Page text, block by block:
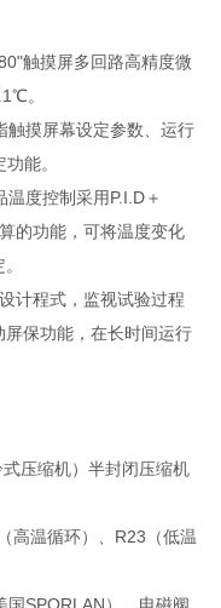
触摸屏多回路高精度微
。
触摸屏幕设定参数、运行
能。
度控制采用P.I.D＋
的功能，可将温度变化
计程式，监视试验过程
保功能，在长时间运行
压缩机）半封闭压缩机
高温循环）、R23（低温
SPORLAN）、电磁阀